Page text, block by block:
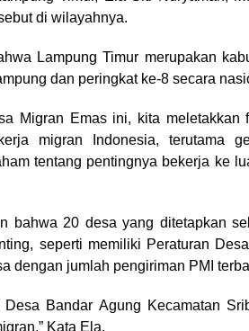
di wilayahnya.
Lampung Timur merupakan
dan peringkat ke-8 secara
Migran Emas ini, kita
migran Indonesia, terutama
tentang pentingnya bekerja ke
bahwa 20 desa yang ditetapkan
seperti memiliki Peraturan
dengan jumlah pengiriman PMI
Bandar Agung Kecamatan
Kata Ela.